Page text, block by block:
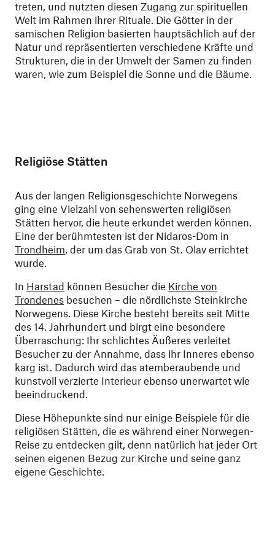
treten, und nutzten diesen Zugang zur spirituellen
Welt im Rahmen ihrer Rituale. Die Götter in der
samischen Religion basierten hauptsächlich auf der
Natur und repräsentierten verschiedene Kräfte und
Strukturen, die in der Umwelt der Samen zu finden
waren, wie zum Beispiel die Sonne und die Bäume.
Religiöse Stätten
Aus der langen Religionsgeschichte Norwegens
ging eine Vielzahl von sehenswerten religiösen
Stätten hervor, die heute erkundet werden können.
Eine der berühmtesten ist der Nidaros-Dom in
Trondheim, der um das Grab von St. Olav errichtet
wurde.
In Harstad können Besucher die Kirche von
Trondenes besuchen – die nördlichste Steinkirche
Norwegens. Diese Kirche besteht bereits seit Mitte
des 14. Jahrhundert und birgt eine besondere
Überraschung: Ihr schlichtes Äußeres verleitet
Besucher zu der Annahme, dass ihr Inneres ebenso
karg ist. Dadurch wird das atemberaubende und
kunstvoll verzierte Interieur ebenso unerwartet wie
beeindruckend.
Diese Höhepunkte sind nur einige Beispiele für die
religiösen Stätten, die es während einer Norwegen-
Reise zu entdecken gilt, denn natürlich hat jeder Ort
seinen eigenen Bezug zur Kirche und seine ganz
eigene Geschichte.